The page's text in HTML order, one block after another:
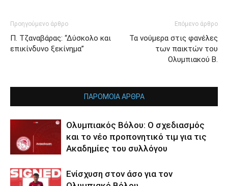
Προηγούμενο άρθρο
Π. Τζαναβάρας: “Δύσκολο και
επικίνδυνο ξεκίνημα”
Επόμενο άρθρο
Τα νούμερα στις φανέλες
των παικτών του
Ολυμπιακού Β.
ΠΑΡΟΜΟΙΑ ΑΡΘΡΑ
Ολυμπιακός Βόλου: Ο σχεδιασμός
και το νέο προπονητικό τιμ για τις
Ακαδημίες του συλλόγου
Ενίσχυση στον άσο για τον